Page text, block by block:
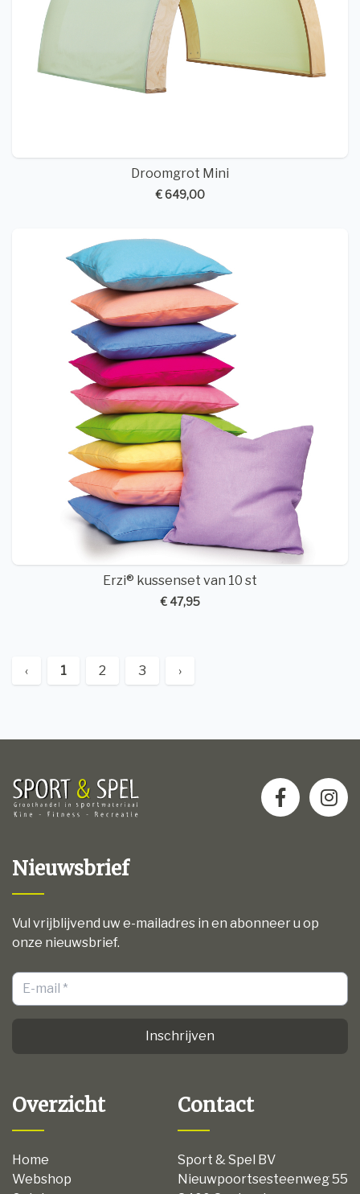
Droomgrot Mini
€ 649,00
Erzi® kussenset van 10 st
€ 47,95
‹ 1 2 3 ›
Nieuwsbrief
Vul vrijblijvend uw e-mailadres in en abonneer u op
onze nieuwsbrief.
Inschrijven
Overzicht
Home
Webshop
Contact
Sport & Spel BV
Nieuwpoortsesteenweg 55